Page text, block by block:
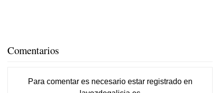
Comentarios
Para comentar es necesario estar registradoen